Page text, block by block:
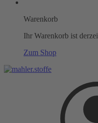
Warenkorb
Ihr Warenkorb ist
Zum Shop